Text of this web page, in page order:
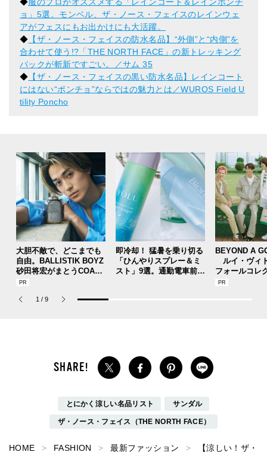
ョ」5選。モンベル、ザ・ノース・フェイスのレインウェ
アがフェスにもお出かけにも大活躍。
◆ 【ザ・ノース・フェイスの防水名品】“外側”と“内側”を
合わせて使う!?「THE NORTH FACE」の新トレッキング
パックが斬新ですごい。／サム 35
◆ 【ザ・ノース・フェイスの黒い防水名品】レインコート
にはない“ポンチョ”ならではの魅力とは／WUROS Field U
tility Poncho
大胆不敵で、どこまでも
自由。BALLISTIK BOYZ
砂田将宏がまとうCOACH
の新作フレグランス「コ
パルファム」
即冷却！ 猛暑を乗り切る
「ひんやりスプレー＆ミ
スト」9選。通勤電車前、
BEYOND A
ルイ・ヴィ
フォールコレ
描くプレッピ
1 / 9
とにかく涼しい名品リスト サンダル
ザ・ノース・フェイス（THE NORTH FACE）
HOME FASHION 最新ファッション 【涼しい！ザ・